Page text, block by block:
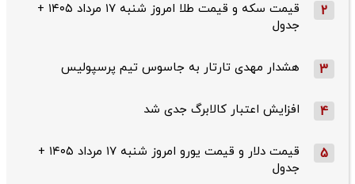
2
قیمت سکه و قیمت طلا امروز شنبه ۱۷ مرداد ۱۴۰۵ +
جدول
3 هشدار مهدی تارتار به جاسوس تیم پرسپولیس
4 افزایش اعتبار کالابرگ جدی شد
5
قیمت دلار و قیمت یورو امروز شنبه ۱۷ مرداد ۱۴۰۵ +
جدول